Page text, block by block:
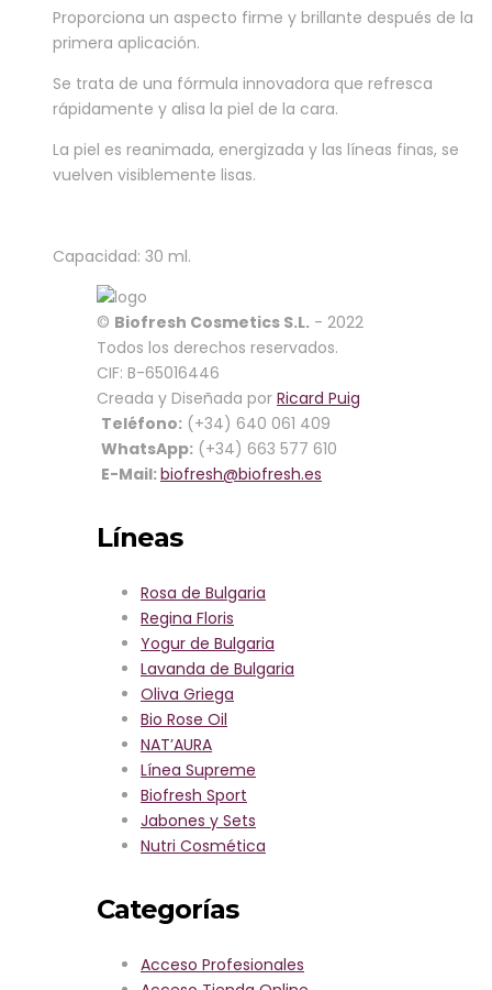
Proporciona un aspecto firme y brillante después de la
primera aplicación.
Se trata de una fórmula innovadora que refresca
rápidamente y alisa la piel de la cara.
La piel es reanimada, energizada y las líneas finas, se
vuelven visiblemente lisas.
Capacidad: 30 ml.
© Biofresh Cosmetics S.L. - 2022
Todos los derechos reservados.
CIF: B-65016446
Creada y Diseñada por Ricard Puig
Teléfono: (+34) 640 061 409
WhatsApp: (+34) 663 577 610
E-Mail:biofresh@biofresh.es
Líneas
Rosa de Bulgaria
Regina Floris
Yogur de Bulgaria
Lavanda de Bulgaria
Oliva Griega
Bio Rose Oil
NAT’AURA
Línea Supreme
Biofresh Sport
Jabones y Sets
Nutri Cosmética
Categorías
Acceso Profesionales
No products in the cart.
Categorías
Rosa de Bulgaria
Rosa Royal
Yogur de Bulgaria
Lavanda de Bulgaria
Oliva Griega
Bio Rose Oil
NAT’AURA
Línea Supreme
Biofresh Sport
Jabones y Sets
Línea Económica
Nutri Cosmética
Sobre Nosotros
Tienda Online